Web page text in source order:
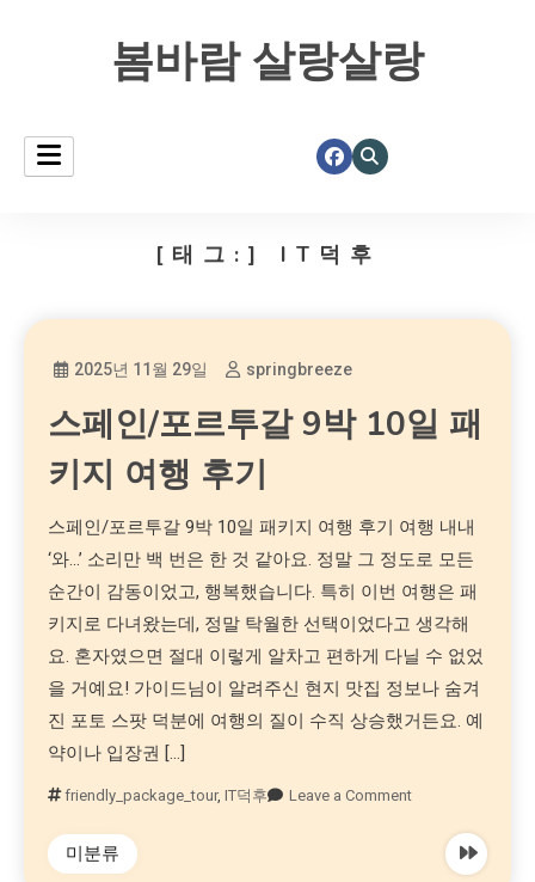
봄바람 살랑살랑
[태그:] IT덕후
2025년 11월 29일 springbreeze
스페인/포르투갈 9박 10일 패
키지 여행 후기
스페인/포르투갈 9박 10일 패키지 여행 후기 여행 내내
‘와…’ 소리만 백 번은 한 것 같아요. 정말 그 정도로 모든
순간이 감동이었고, 행복했습니다. 특히 이번 여행은 패
키지로 다녀왔는데, 정말 탁월한 선택이었다고 생각해
요. 혼자였으면 절대 이렇게 알차고 편하게 다닐 수 없었
을 거예요! 가이드님이 알려주신 현지 맛집 정보나 숨겨
진 포토 스팟 덕분에 여행의 질이 수직 상승했거든요. 예
약이나 입장권 […]
friendly_package_tour,IT덕후 Leave a Comment
미분류